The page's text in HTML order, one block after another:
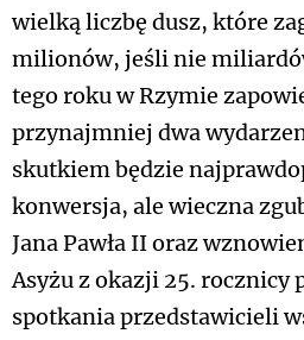
wielką liczbę dusz, które
milionów, jeśli nie
tego roku w Rzymie
przynajmniej dwa
skutkiem będzie
konwersja, ale wieczna
Jana Pawła II oraz
Asyżu z okazji 25. rocznicy
spotkania przedstawicieli